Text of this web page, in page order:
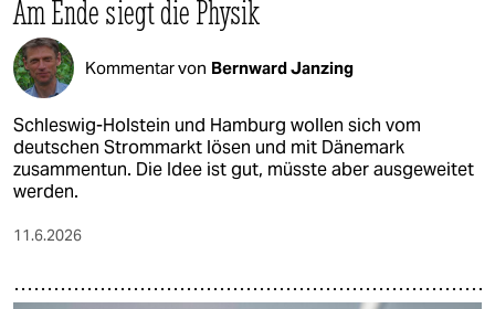
unterstützen
abo
genossenschaft
epaper login
Am Ende siegt die Physik
Kommentar von Bernward Janzing
Schleswig-Holstein und Hamburg wollen sich vom
deutschen Strommarkt lösen und mit Dänemark
zusammentun. Die Idee ist gut, müsste aber ausgeweitet
werden.
11.6.2026